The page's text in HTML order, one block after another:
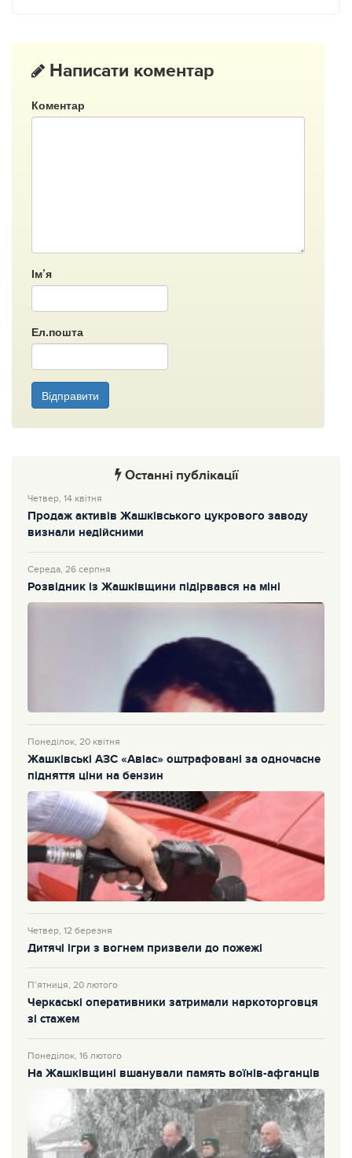
Написати коментар
Коментар
Ім’я
Ел.пошта
Відправити
Останні публікації
Четвер, 14 квітня
Продаж активів Жашківського цукрового заводу
визнали недійсними
Середа, 26 серпня
Розвідник із Жашківщини підірвався на міні
Понеділок, 20 квітня
Жашківські АЗС «Авіас» оштрафовані за одночасне
підняття ціни на бензин
Четвер, 12 березня
Дитячі ігри з вогнем призвели до пожежі
П’ятниця, 20 лютого
Черкаські оперативники затримали наркоторговця
зі стажем
Понеділок, 16 лютого
На Жашківщині вшанували память воїнів-афганців